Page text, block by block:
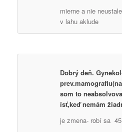
mierne a nie
v lahu aklude
Dobrý deň.
som to
ísť,keď nemám
je zmena- robí sa